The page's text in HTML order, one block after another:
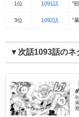
1位 1091話 ”
3位 1092話 ”
▼次話1093話のネ